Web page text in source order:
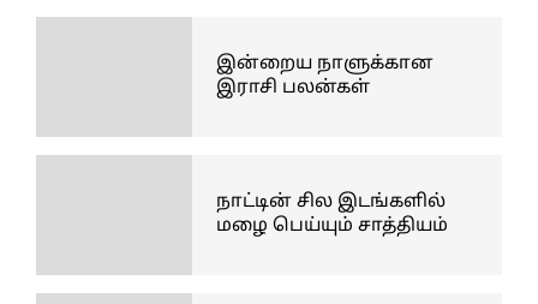
இன்றைய நாளுக்கான
இராசி பலன்கள்
நாட்டின் சில இடங்களில்
மழை பெய்யும் சாத்தியம்